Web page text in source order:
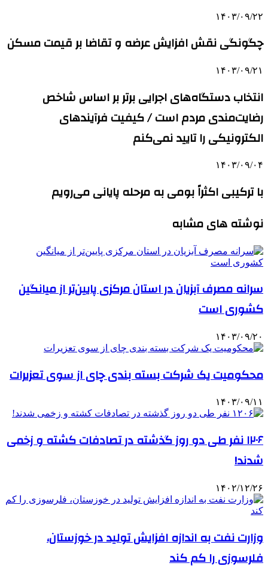
۱۴۰۳/۰۹/۲۲
چگونگی نقش افزایش عرضه و تقاضا بر قیمت مسکن
۱۴۰۳/۰۹/۲۱
انتخاب دستگاه‌های اجرایی برتر بر اساس شاخص‌
رضایت‌مندی مردم است / کیفیت فرآیندهای
الکترونیکی را تایید نمی‌کنم
۱۴۰۳/۰۹/۰۴
با ترکیبی اکثراً بومی به مرحله پایانی می‌رویم
نوشته های مشابه
سرانه مصرف آبزیان در استان مرکزی پایین‌تر از میانگین
کشوری است
۱۴۰۳/۰۹/۲۰
محکومیت یک شرکت بسته بندی چای از سوی تعزیرات
۱۴۰۳/۰۹/۱۱
۱۲۰۶ نفر طی دو روز گذشته در تصادفات کشته و زخمی
شدند!
۱۴۰۲/۱۲/۲۶
وزارت نفت به اندازه افزایش تولید در خوزستان،
فلرسوزی را کم کند